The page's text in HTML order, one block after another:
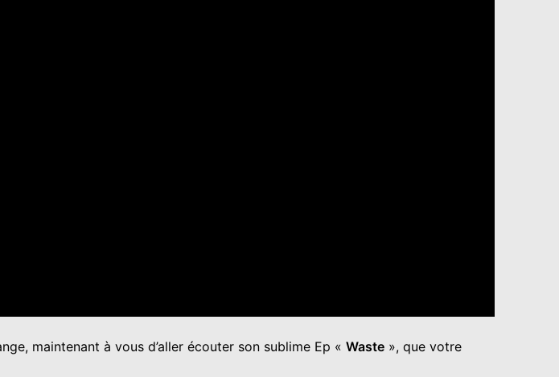
maintenant à vous d’aller écouter son sublime Ep « Waste », que votre